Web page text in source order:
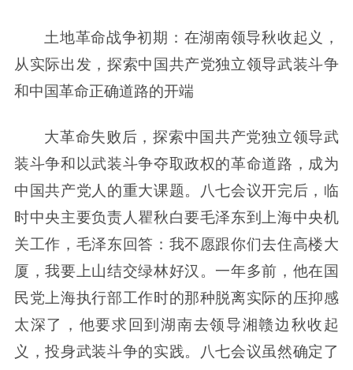
土地革命战争初期：在湖南领导秋收起义，
从实际出发，探索中国共产党独立领导武装斗争
和中国革命正确道路的开端
大革命失败后，探索中国共产党独立领导武
装斗争和以武装斗争夺取政权的革命道路，成为
中国共产党人的重大课题。八七会议开完后，临
时中央主要负责人瞿秋白要毛泽东到上海中央机
关工作，毛泽东回答：我不愿跟你们去住高楼大
厦，我要上山结交绿林好汉。一年多前，他在国
民党上海执行部工作时的那种脱离实际的压抑感
太深了，他要求回到湖南去领导湘赣边秋收起
义，投身武装斗争的实践。八七会议虽然确定了